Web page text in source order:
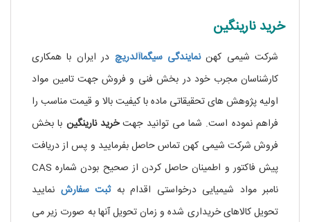
خرید نارینگین
شرکت شیمی کهننمایندگیسیگماآلدریچ در ایران با همکاری
کارشناسان مجرب خود در بخش فنی و فروش جهت تامین مواد
اولیه پژوهش های تحقیقاتی ماده با کیفیت بالا و قیمت مناسب را
فراهم نموده است. شما می توانید جهتخرید نارینگین با بخش
فروش شرکت شیمی کهن تماس حاصل بفرمایید و پس از دریافت
پیش فاکتور و اطمینان حاصل کردن از صحیح بودن شماره CAS
نامبر مواد شیمیایی درخواستی اقدام بهثبت سفارش نمایید
تحویل کالاهای خریداری شده و زمان تحویل آنها به صورت زیر می